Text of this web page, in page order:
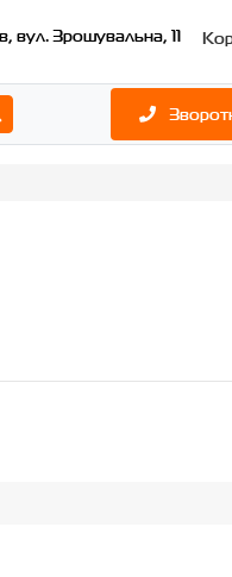
вул. Зрошувальна, 11